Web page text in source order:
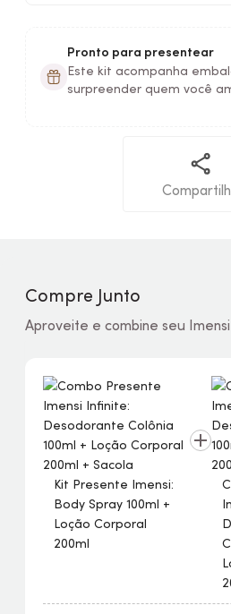
Pronto para presentear
Este kit acompanha
surpreender quem você
Compre Junto
Aproveite e combine seu
Kit Presente Imensi:
Body Spray 100ml +
Loção Corporal
200ml